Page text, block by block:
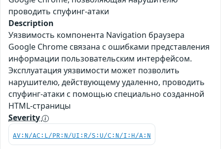
проводить спуфинг-атаки
Description
Уязвимость компонента Navigation браузера
Google Chrome связана с ошибками представления
информации пользовательским интерфейсом.
Эксплуатация уязвимости может позволить
нарушителю, действующему удаленно, проводить
спуфинг-атаки с помощью специально созданной
HTML-страницы
Severity
AV:N/AC:L/PR:N/UI:R/S:U/C:N/I:H/A:N